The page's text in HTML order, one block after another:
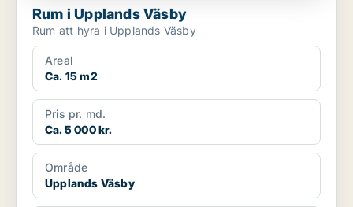
Rum i Upplands Väsby
Rum att hyra i Upplands Väsby
Areal
Ca. 15 m2
Pris pr. md.
Ca. 5 000 kr.
Område
Upplands Väsby